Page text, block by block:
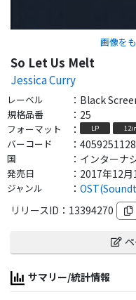
画像を
So Let Us Melt
Jessica Curry
レーベル ： Black
規格品番 ： 25
フォーマット ： LP
バーコード ：
国 ： インターナ
発売日 ： 2017年12月
ジャンル ：
リリースID： 13394270
サマリー/統計情報